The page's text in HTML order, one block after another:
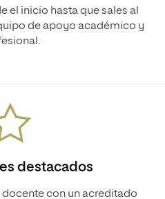
el inicio hasta que sales al
de apoyo académico y
destacados
con un acreditado